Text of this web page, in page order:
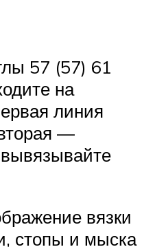
57 (57) 61
на
линия
—
вязки
стопы и мыска